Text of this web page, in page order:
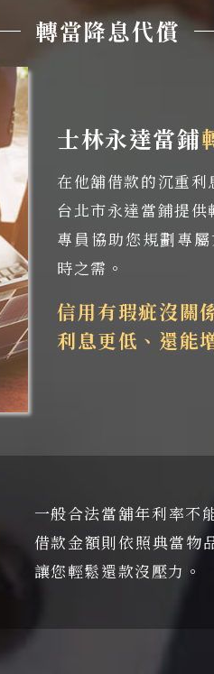
黄金鑽石典當
精品3C典當
轉當降息代償
工商企業週轉
代辧房屋二胎
轉當降息代償
士林永達當鋪
在他舖借款的沉重
台北市永達當鋪提供
專員協助您規劃專
時之需。
信用有瑕疵沒關
利息更低、還能
一般合法當舖年利率不
借款金額則依照典當物
讓您輕鬆還款沒壓力。